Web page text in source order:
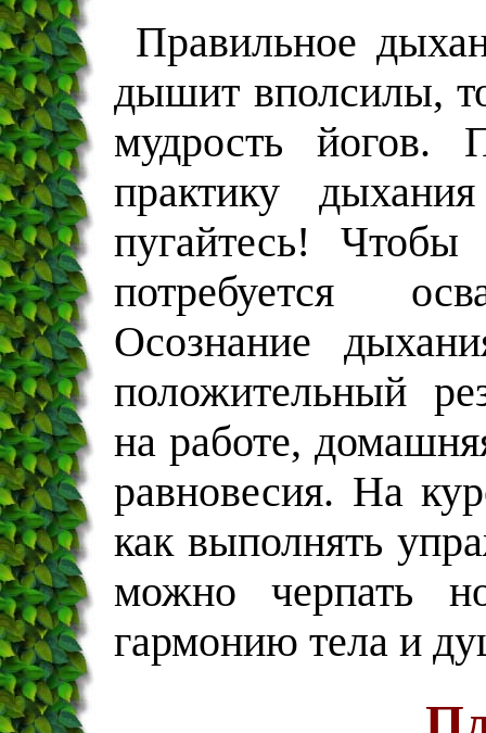
Правильное
дышит вполсилы,
мудрость йогов.
практику
пугайтесь!
потребуется
Осознание
положительный
на работе,
равновесия. На
как выполнять
можно черпать
гармонию тела и